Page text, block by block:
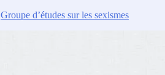
Groupe d’études sur les sexismes